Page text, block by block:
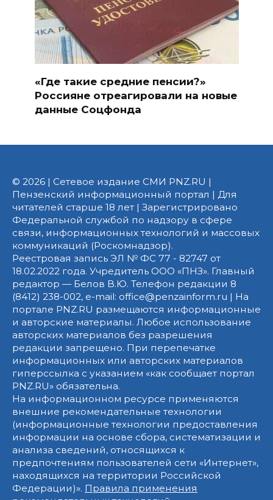
«Где такие средние пенсии?»
Россияне отреагировали на новые
данные Соцфонда
© 2026 | Сетевое издание СМИ PNZ.RU |
Пензенский информационный портал | Для
читателей старше 18 лет | Зарегистрировано
Федеральной службой по надзору в сфере
связи, информационных технологий и массовых
коммуникаций (Роскомнадзор).
Реестровая запись ЭЛ № ФС 77 - 82747 от
18.02.2022 года. Учредитель ООО «ПНЗ». Главный
редактор — Белов В.Ю. Телефон редакции 8
(8412) 238-002, e-mail: office@penzainform.ru | На
портале PNZ.RU размещаются информационные
и авторские материалы. Любое использование
авторских материалов без разрешения
редакции запрещено. При перепечатке
информационных или авторских материалов
гиперссылка с указанием «как сообщает портал
PNZ.RU» обязательна.
На информационном ресурсе применяются
внешние рекомендательные технологии
(информационные технологии предоставления
информации на основе сбора, систематизации и
анализа сведений, относящихся к
предпочтениям пользователей сети «Интернет»,
находящихся на территории Российской
Федерации)». Правила применения